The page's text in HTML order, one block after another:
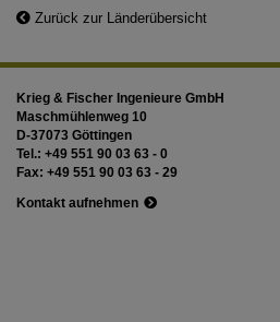
Zurück zur Länderübersicht
Krieg & Fischer Ingenieure GmbH
Maschmühlenweg 10
D-37073 Göttingen
Tel.: +49 551 90 03 63 - 0
Fax: +49 551 90 03 63 - 29
Kontakt aufnehmen